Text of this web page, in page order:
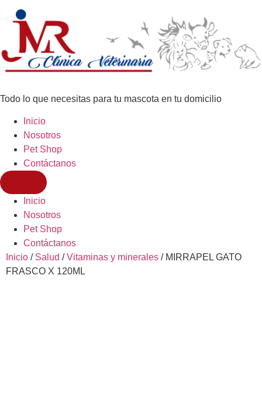
Todo lo que necesitas para tu mascota en tu domicilio
Inicio
Nosotros
Pet Shop
Contáctanos
Inicio
Nosotros
Pet Shop
Contáctanos
Inicio / Salud /Vitaminas y minerales / MIRRAPEL GATO
FRASCO X 120ML